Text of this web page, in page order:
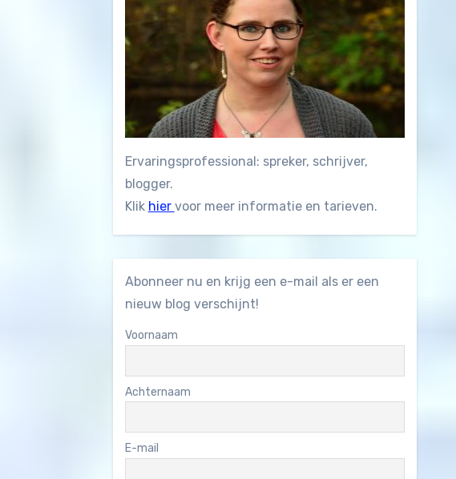
Ervaringsprofessional: spreker, schrijver,
blogger.
Klik hier voor meer informatie en tarieven.
Abonneer nu en krijg een e-mail als er een
nieuw blog verschijnt!
Voornaam
Achternaam
E-mail